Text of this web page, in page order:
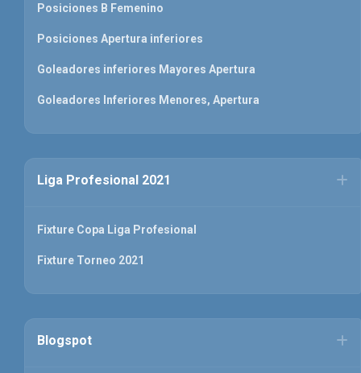
Posiciones B Femenino
Posiciones Apertura inferiores
Goleadores inferiores Mayores Apertura
Goleadores Inferiores Menores, Apertura
Liga Profesional 2021
Fixture Copa Liga Profesional
Fixture Torneo 2021
Blogspot